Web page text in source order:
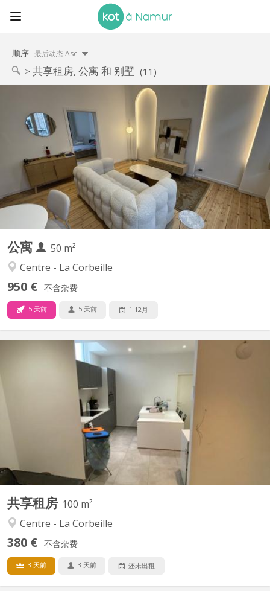
顺序 最后动态 Asc
共享租房, 公寓 和 别墅 (11)
公寓
50 m²
Centre - La Corbeille
950 € 不含杂费
5 天前 5 天前 1 12月
KN 5436
📍 RUE DEWEZ 50 à NAMUR (plus de photos sur demande) 🏡
Appartements de standing, entièrement neuf & meublés
(domiciliation possible). ✅ APPARTEMENT N° 3 : 💸 Loyer : 1. 100
€/mois toutes charges incluses (eau, gaz, électricité, internet).
Sans provision et décompte. 📏 Superficie : +/- 50 m² 🛏️...
共享租房 100 m²
Centre - La Corbeille
380 € 不含杂费
3 天前 3 天前 还未出租
KN 4612
RUE DES BRASSEURS 7, 5000 NAMUR: Immeuble composé de 3
appartements “colocation” et 1 studio-duplex.. Chaque logement
est spacieux, lumineux et entièrement rénové. La plupart ont une
vue Meuse- citadelle. Bâtiment situé en plein cœur de ville, dans
le quartier très prisé des brasseurs. A 2 pas du...